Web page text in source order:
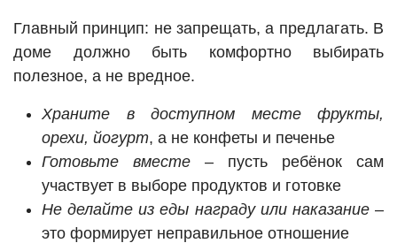
Главный принцип: не запрещать, а предлагать. В
доме должно быть комфортно выбирать
полезное, а не вредное.
Храните в доступном месте фрукты,
орехи, йогурт, а не конфеты и печенье
Готовьте вместе – пусть ребёнок сам
участвует в выборе продуктов и готовке
Не делайте из еды награду или наказание–
это формирует неправильное отношение